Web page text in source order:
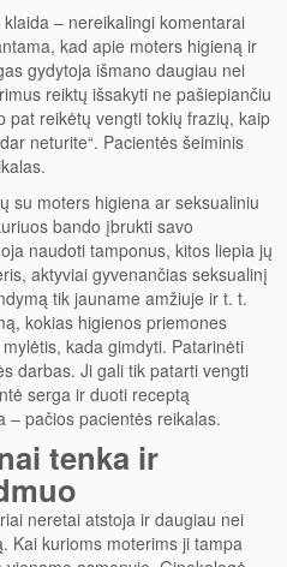
– nereikalingi komentarai
kad apie moters higieną ir
gydytoja išmano daugiau nei
reiktų išsakyti ne pašiepiančiu
pat reikėtų vengti tokių frazių, kaip
neturite“. Pacientės šeiminis
su moters higiena ar seksualiniu
bando įbrukti savo
naudoti tamponus, kitos liepia jų
aktyviai gyvenančias seksualinį
tik jauname amžiuje ir t. t.
kokias higienos priemones
kada gimdyti. Patarinėti
darbas. Ji gali tik patarti vengti
serga ir duoti receptą
– pačios pacientės reikalas.
tenka ir
neretai atstoja ir daugiau nei
Kai kurioms moterims ji tampa